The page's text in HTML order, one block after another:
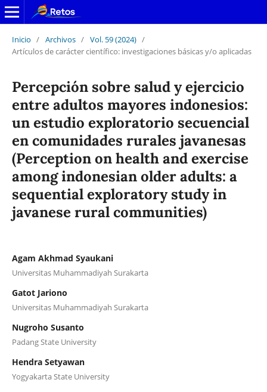
Inicio / Archivos / Vol. 59 (2024) /
Artículos de carácter científico: investigaciones básicas y/o aplicadas
Percepción sobre salud y ejercicio
entre adultos mayores indonesios:
un estudio exploratorio secuencial
en comunidades rurales javanesas
(Perception on health and exercise
among indonesian older adults: a
sequential exploratory study in
javanese rural communities)
Agam Akhmad Syaukani
Universitas Muhammadiyah Surakarta
Gatot Jariono
Universitas Muhammadiyah Surakarta
Nugroho Susanto
Padang State University
Hendra Setyawan
Yogyakarta State University